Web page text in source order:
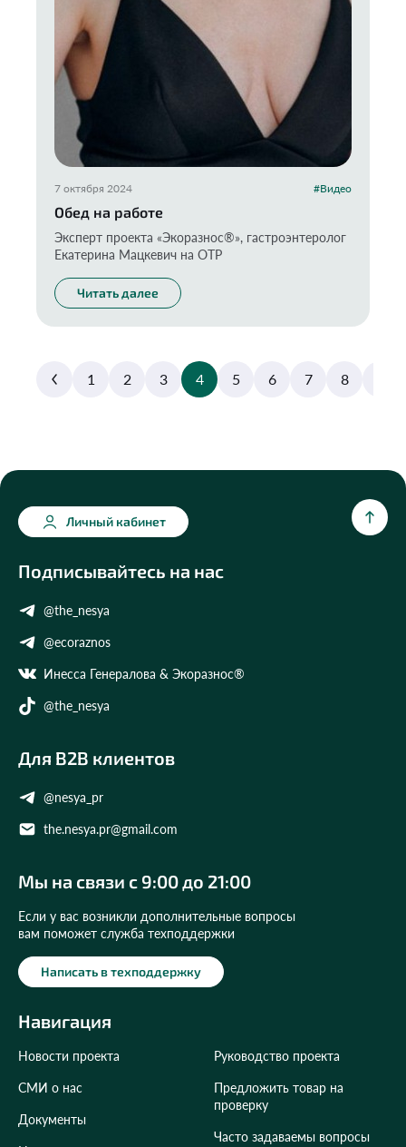
7 октября 2024 #Видео
Обед на работе
Эксперт проекта «Экоразнос®️», гастроэнтеролог
Екатерина Мацкевич на ОТР
Читать далее
1 2 3 4 5 6 7 8
Подписывайтесь на нас
@the_nesya
@ecoraznos
Инесса Генералова & Экоразнос®
@the_nesya
Для B2B клиентов
@nesya_pr
the.nesya.pr@gmail.com
Навигация
Новости проекта
СМИ о нас
Документы
Руководство проекта
Предложить товар на
проверку
Часто задаваемы вопросы
Личный кабинет
Мы на связи с 9:00 до 21:00
Если у вас возникли дополнительные вопросы
вам поможет служба техподдержки
Написать в техподдержку